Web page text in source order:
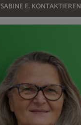
SABINE E. KONTAKTIEREN